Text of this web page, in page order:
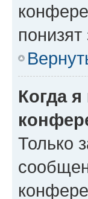
Когда
Только